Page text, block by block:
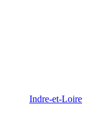
Indre-et-Loire